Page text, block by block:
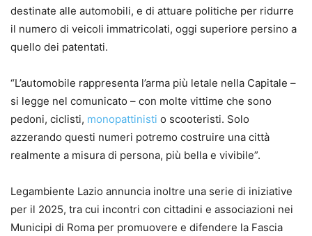
destinate alle automobili, e di attuare politiche per ridurre
il numero di veicoli immatricolati, oggi superiore persino a
quello dei patentati.
“L’automobile rappresenta l’arma più letale nella Capitale –
si legge nel comunicato – con molte vittime che sono
pedoni, ciclisti, monopattinisti o scooteristi. Solo
azzerando questi numeri potremo costruire una città
realmente a misura di persona, più bella e vivibile”.
Legambiente Lazio annuncia inoltre una serie di iniziative
per il 2025, tra cui incontri con cittadini e associazioni nei
Municipi di Roma per promuovere e difendere la Fascia